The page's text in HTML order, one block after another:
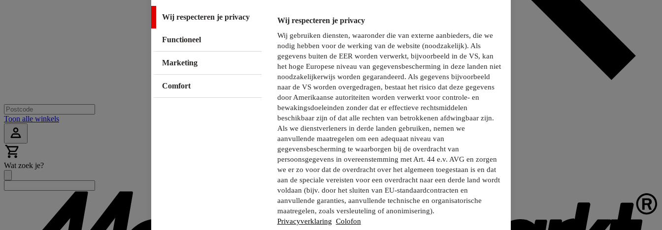
Toon alle winkels
Wat zoek je?
Wij respecteren je privacy
Functioneel
Marketing
Comfort
Wij respecteren je privacy
Wij gebruiken diensten, waaronder die van externe aanbieders, die we
nodig hebben voor de werking van de website (noodzakelijk). Als
gegevens buiten de EER worden verwerkt, bijvoorbeeld in de VS, kan
het hoge Europese niveau van gegevensbescherming in deze landen niet
noodzakelijkerwijs worden gegarandeerd. Als gegevens bijvoorbeeld
naar de VS worden overgedragen, bestaat het risico dat deze gegevens
door Amerikaanse autoriteiten worden verwerkt voor controle- en
bewakingsdoeleinden zonder dat er effectieve rechtsmiddelen
beschikbaar zijn of dat alle rechten van betrokkenen afdwingbaar zijn.
Als we dienstverleners in derde landen gebruiken, nemen we
aanvullende maatregelen om een adequaat niveau van
gegevensbescherming te waarborgen bij de overdracht van
persoonsgegevens in overeenstemming met Art. 44 e.v. AVG en zorgen
we er zo voor dat de overdracht over het algemeen toegestaan is en dat
aan de speciale vereisten voor een overdracht naar een derde land wordt
voldaan (bijv. door het sluiten van EU-standaardcontracten en
aanvullende garanties, aanvullende technische en organisatorische
maatregelen, zoals versleuteling of anonimisering).
Privacyverklaring Colofon